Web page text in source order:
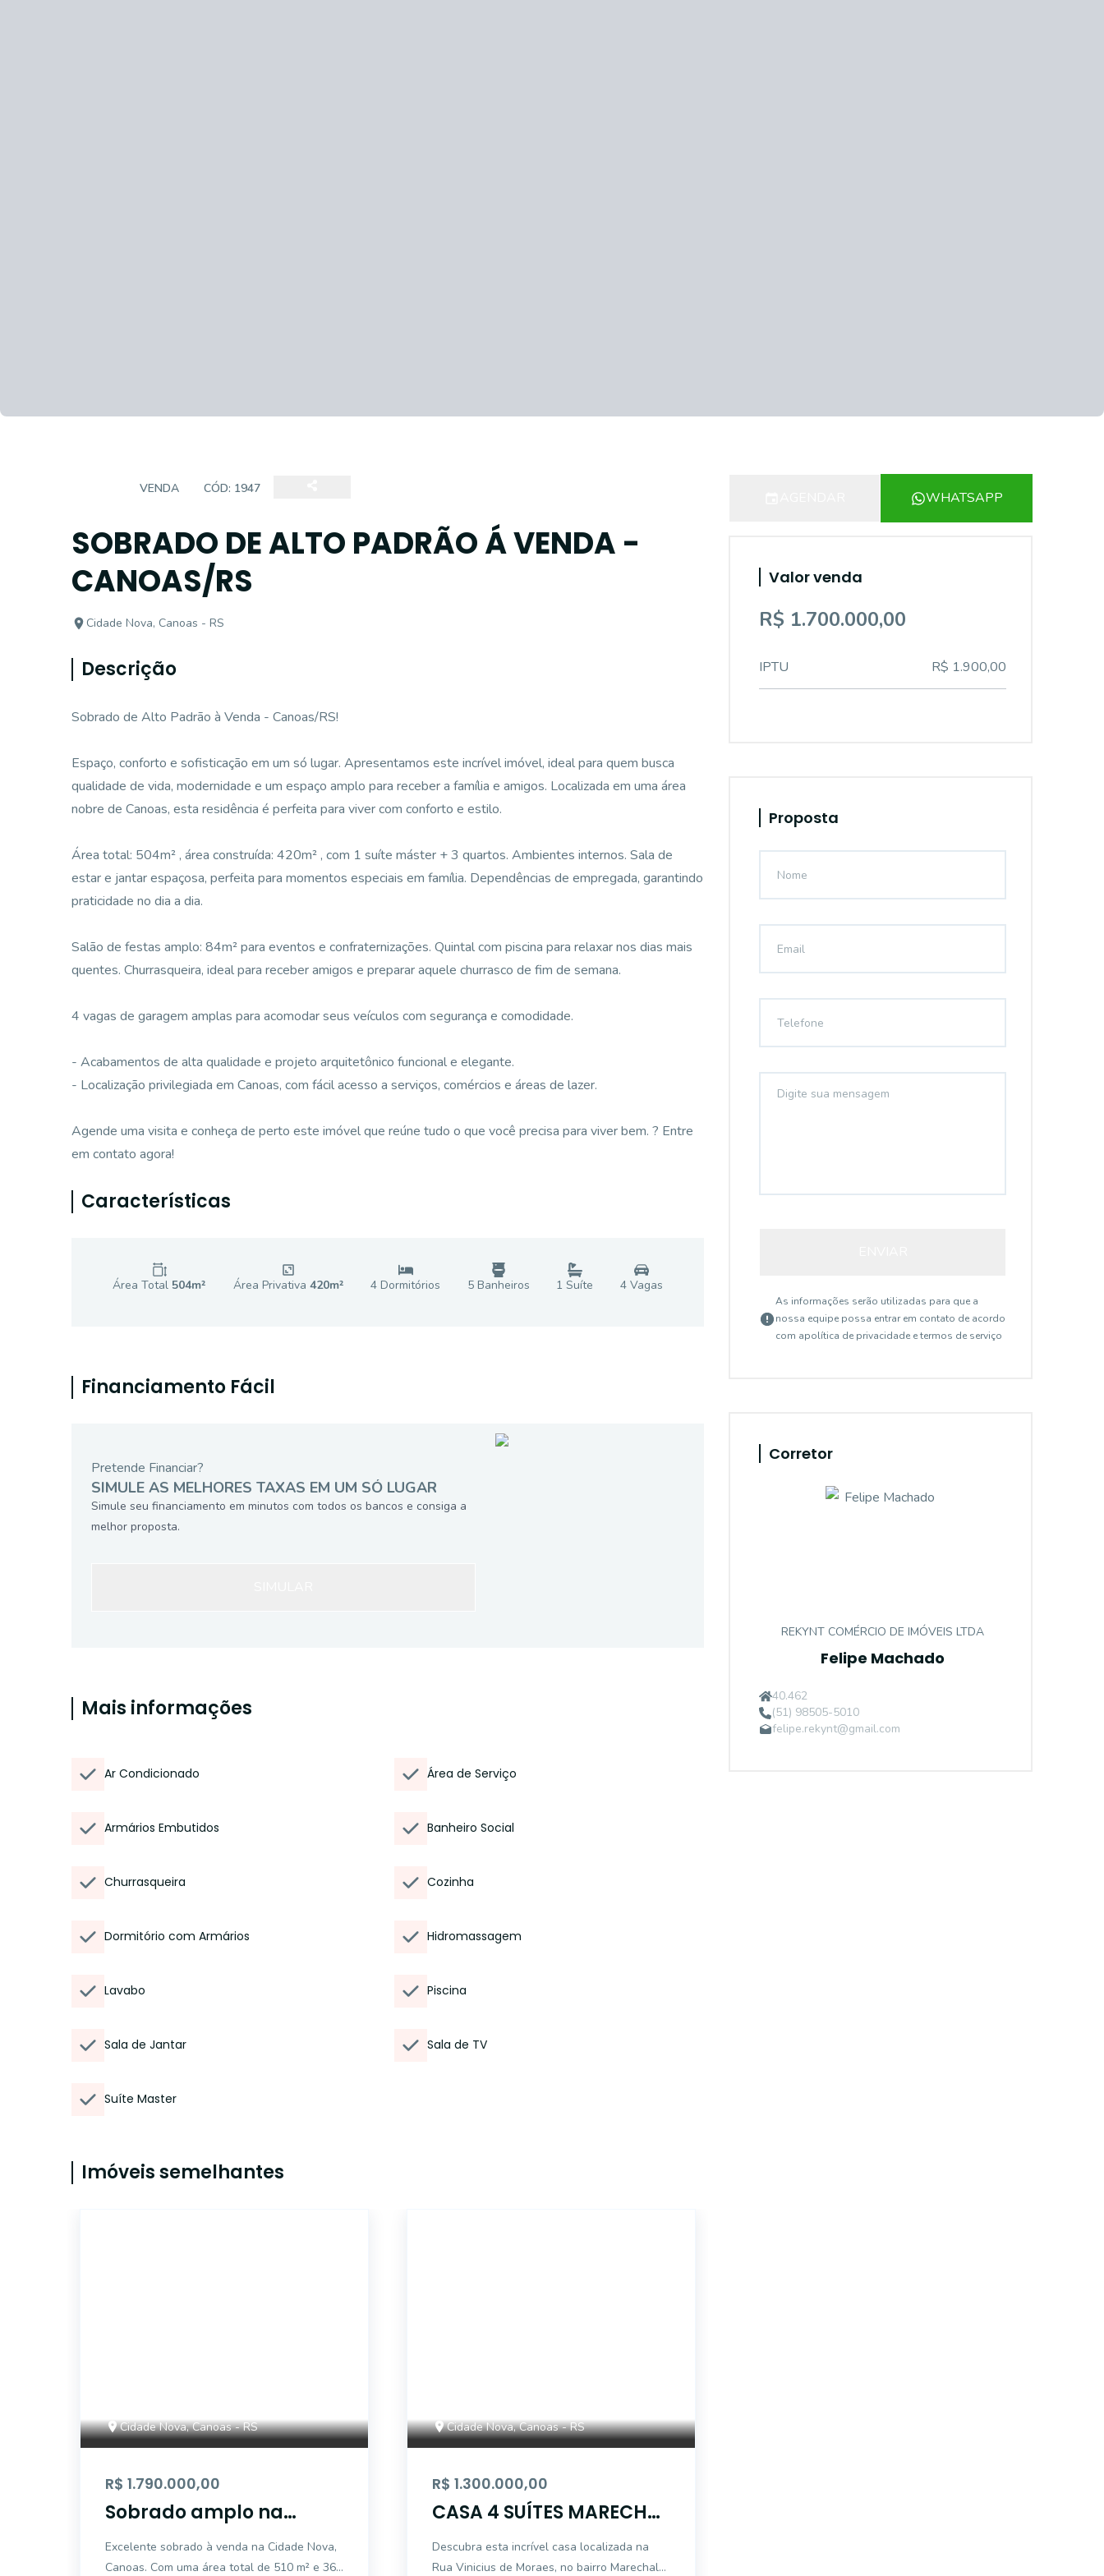
VENDA CÓD: 1947
SOBRADO DE ALTO PADRÃO Á VENDA -
CANOAS/RS
Cidade Nova, Canoas - RS
Descrição
Sobrado de Alto Padrão à Venda - Canoas/RS!
Espaço, conforto e sofisticação em um só lugar. Apresentamos este incrível imóvel, ideal para quem busca
qualidade de vida, modernidade e um espaço amplo para receber a família e amigos. Localizada em uma área
nobre de Canoas, esta residência é perfeita para viver com conforto e estilo.
Área total: 504m² , área construída: 420m² , com 1 suíte máster + 3 quartos. Ambientes internos. Sala de
estar e jantar espaçosa, perfeita para momentos especiais em família. Dependências de empregada, garantindo
praticidade no dia a dia.
Salão de festas amplo: 84m² para eventos e confraternizações. Quintal com piscina para relaxar nos dias mais
quentes. Churrasqueira, ideal para receber amigos e preparar aquele churrasco de fim de semana.
4 vagas de garagem amplas para acomodar seus veículos com segurança e comodidade.
- Acabamentos de alta qualidade e projeto arquitetônico funcional e elegante.
- Localização privilegiada em Canoas, com fácil acesso a serviços, comércios e áreas de lazer.
Agende uma visita e conheça de perto este imóvel que reúne tudo o que você precisa para viver bem. ? Entre
em contato agora!
Características
Área Total 504m² Área Privativa 420m² 4 Dormitórios 5Banheiros 1 Suíte 4Vagas
Financiamento Fácil
Pretende Financiar?
SIMULE AS MELHORES TAXAS EM UM SÓ LUGAR
Simule seu financiamento em minutos com todos os bancos e consiga a
melhor proposta.
Mais informações
Ar Condicionado Área de Serviço
Armários Embutidos Banheiro Social
Churrasqueira Cozinha
Dormitório com Armários Hidromassagem
Lavabo Piscina
Sala de Jantar Sala de TV
Suíte Master
Imóveis semelhantes
Cidade Nova, Canoas - RS
R$ 1.790.000,00
Sobrado amplo na
Cidade Nova, Canoas
Excelente sobrado à venda na Cidade Nova,
Canoas. Com uma área total de 510 m² e 360
Cidade Nova, Canoas - RS
R$ 1.300.000,00
CASA 4 SUÍTES MARECHAL
RONDON 3 VAGAS
COBERTAS
Descubra esta incrível casa localizada na
Rua Vinicius de Moraes, no bairro Marechal
WHATSAPP
Valor venda
R$ 1.700.000,00
IPTU R$ 1.900,00
Proposta
As informações serão utilizadas para que a
nossa equipe possa entrar em contato de acordo
com apolítica de privacidade e termos de serviço
Corretor
REKYNT COMÉRCIO DE IMÓVEIS LTDA
Felipe Machado
40.462
(51) 98505-5010
felipe.rekynt@gmail.com